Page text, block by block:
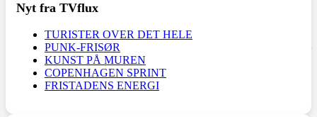
Nyt fra TVflux
TURISTER OVER DET HELE
PUNK-FRISØR
KUNST PÅ MUREN
COPENHAGEN SPRINT
FRISTADENS ENERGI